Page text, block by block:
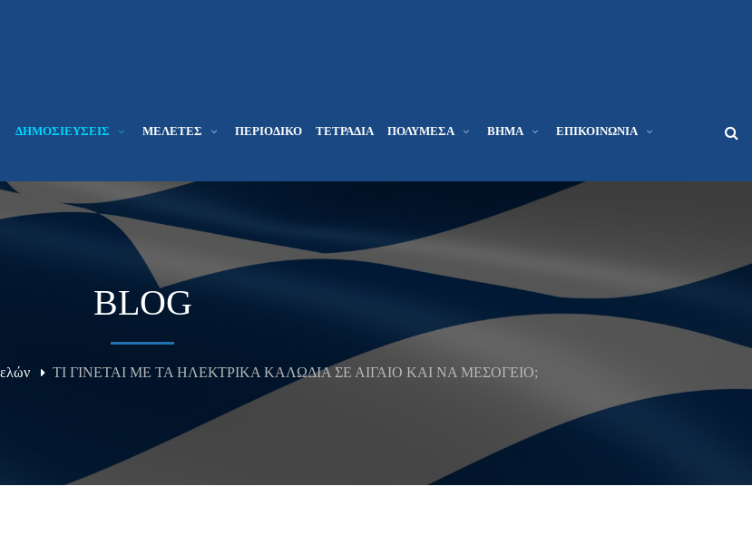
ΔΗΜΟΣΙΕΎΣΕΙΣ ΜΕΛΕΤΕΣ ΠΕΡΙΟΔΙΚΌ ΤΕΤΡΆΔΙΑ ΠΟΛΥΜΈΣΑ ΒΉΜΑ ΕΠΙΚΟΙΝΩΝΊΑ
BLOG
ΤΙ ΓΙΝΕΤΑΙ ΜΕ ΤΑ ΗΛΕΚΤΡΙΚΑ ΚΑΛΩΔΙΑ ΣΕ ΑΙΓΑΙΟ ΚΑΙ ΝΑ ΜΕΣΟΓΕΙΟ;